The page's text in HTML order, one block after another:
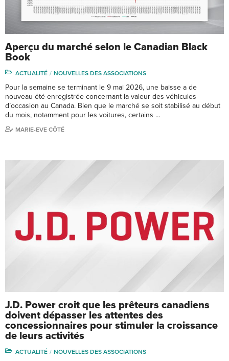
Aperçu du marché selon le Canadian Black
Book
ACTUALITÉ NOUVELLES DES ASSOCIATIONS
Pour la semaine se terminant le 9 mai 2026, une baisse a de
nouveau été enregistrée concernant la valeur des véhicules
d’occasion au Canada. Bien que le marché se soit stabilisé au début
du mois, notamment pour les voitures, certains …
MARIE-EVE CÔTÉ
J.D. Power croit que les prêteurs canadiens
doivent dépasser les attentes des
concessionnaires pour stimuler la croissance
de leurs activités
ACTUALITÉ NOUVELLES DES ASSOCIATIONS